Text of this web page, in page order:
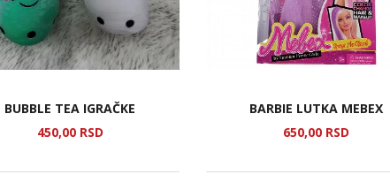
BUBBLE TEA IGRAČKE
450,00 RSD
BARBIE LUTKA MEBEX
650,00 RSD